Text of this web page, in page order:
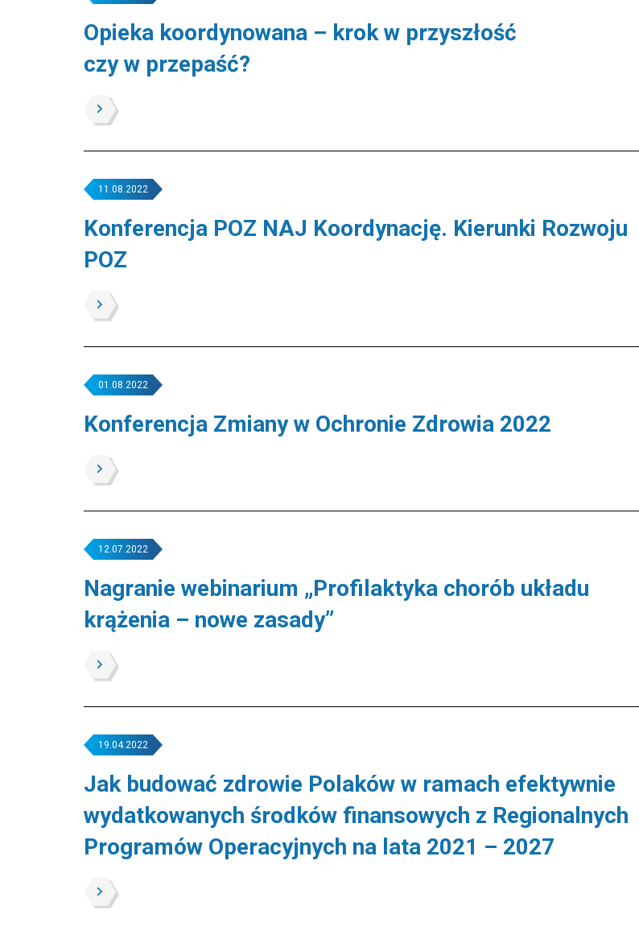
Opieka koordynowana – krok w przyszłość
czy w przepaść?
11.08.2022
Konferencja POZ NAJ Koordynację. Kierunki Rozwoju
POZ
01.08.2022
Konferencja Zmiany w Ochronie Zdrowia 2022
12.07.2022
Nagranie webinarium „Profilaktyka chorób układu
krążenia – nowe zasady”
19.04.2022
Jak budować zdrowie Polaków w ramach efektywnie
wydatkowanych środków finansowych z Regionalnych
Programów Operacyjnych na lata 2021 – 2027